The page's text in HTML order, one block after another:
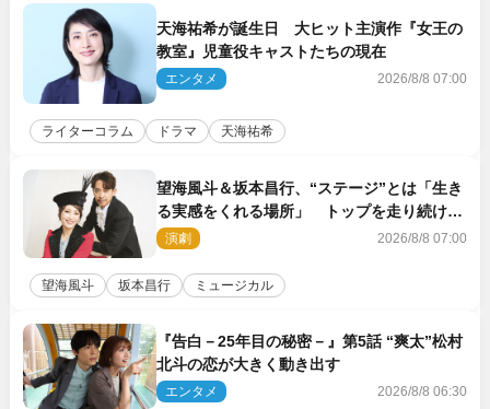
天海祐希が誕生日 大ヒット主演作『女王の
教室』児童役キャストたちの現在
エンタメ 2026/8/8 07:00
ライターコラム ドラマ 天海祐希
望海風斗＆坂本昌行、“ステージ”とは「生き
る実感をくれる場所」 トップを走り続ける
原動力を語る
演劇 2026/8/8 07:00
望海風斗 坂本昌行 ミュージカル
『告白－25年目の秘密－』第5話 “爽太”松村
北斗の恋が大きく動き出す
エンタメ 2026/8/8 06:30